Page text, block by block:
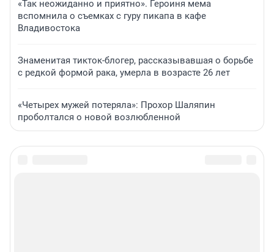
«Так неожиданно и приятно». Героиня мема
вспомнила о съемках с гуру пикапа в кафе
Владивостока
Знаменитая тикток-блогер, рассказывавшая о борьбе
с редкой формой рака, умерла в возрасте 26 лет
«Четырех мужей потеряла»: Прохор Шаляпин
проболтался о новой возлюбленной